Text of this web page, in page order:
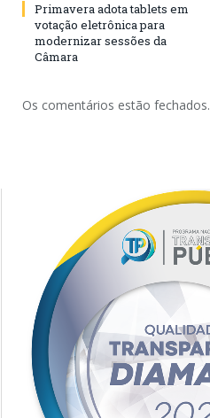
Primavera adota tablets em
votação eletrônica para
modernizar sessões da
Câmara
Os comentários estão fechados.